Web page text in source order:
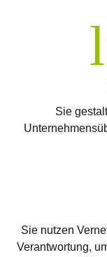
Sie
Sie nutzen
Verantwortung,